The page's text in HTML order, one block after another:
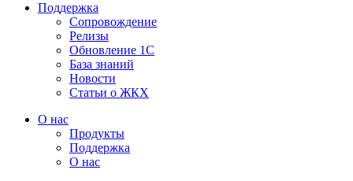
Поддержка
Сопровождение
Релизы
Обновление 1С
База знаний
Новости
Статьи о ЖКХ
О нас
Продукты
Поддержка
О нас